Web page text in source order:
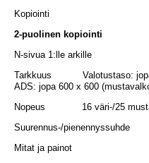
Kopiointi
2-puolinen kopiointi
N-sivua 1:lle arkille
Tarkkuus Valotustaso: jopa
ADS: jopa 600 x 600
Nopeus 16 väri-/25
Suurennus-/
Mitat ja painot